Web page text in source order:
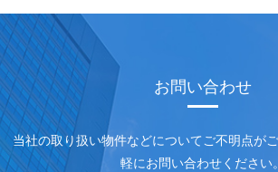
お問い合わせ
当社の取り扱い物件などについてご不明点が
軽にお問い合わせください。